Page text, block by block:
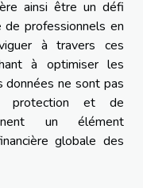
ainsi être un défi
de professionnels en
à travers ces
à optimiser les
données ne sont pas
protection et de
un élément
globale des